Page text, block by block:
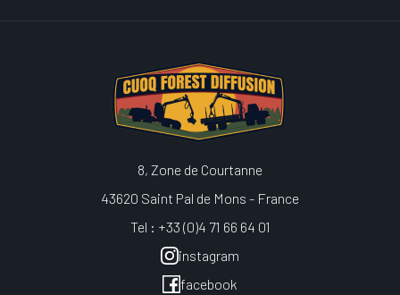
8, Zone de Courtanne
43620 Saint Pal de Mons - France
Tel : +33 (0)4 71 66 64 01
instagram
facebook